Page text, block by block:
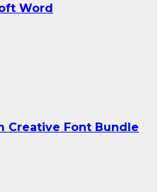
Word
Creative Font Bundle